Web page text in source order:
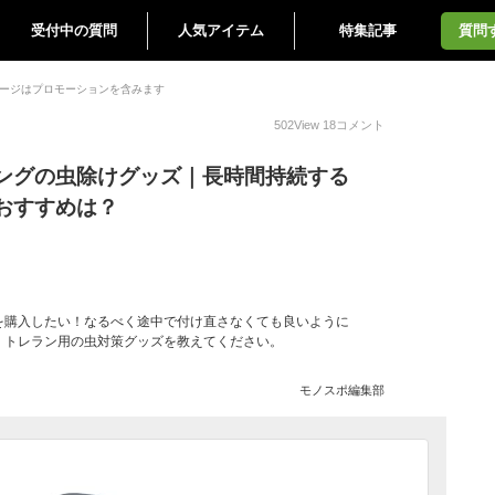
受付中の質問 人気アイテム 特集記事 質問
ジはプロモーションを含みます
502View 18コメント
グの虫除けグッズ｜長時間持続する
すすめは？
入したい！なるべく途中で付け直さなくても良いように
レラン用の虫対策グッズを教えてください。
モノスポ編集部